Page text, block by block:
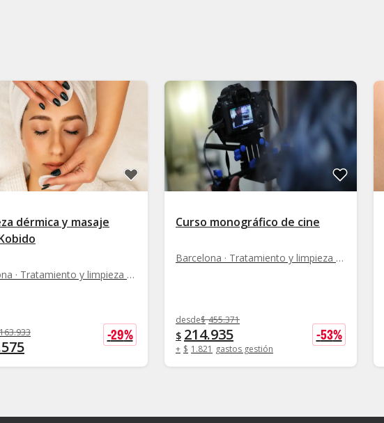
dérmica y masaje
Barcelona · Tratamiento y limpieza facial
163.933 -29%
Curso monográfico de cine
Barcelona · Tratamiento y limpieza facial
desde$ 455.371
$ 214.935
+ $ 1.821 gastos gestión
-53%